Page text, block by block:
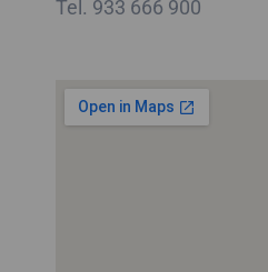
Tel. 933 666 900